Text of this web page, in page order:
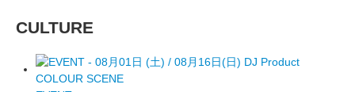
CULTURE